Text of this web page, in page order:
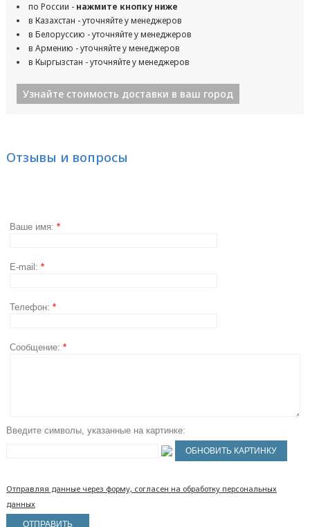
по России - нажмите кнопку ниже
в Казахстан - уточняйте у менеджеров
в Белоруссию - уточняйте у менеджеров
в Армению - уточняйте у менеджеров
в Кыргызстан - уточняйте у менеджеров
Узнайте стоимость доставки в ваш город
Отзывы и вопросы
Ваше имя: *
E-mail: *
Телефон: *
Сообщение: *
Введите символы, указанные на картинке:
Отправляя данные через форму, согласен на обработку персональных
данных